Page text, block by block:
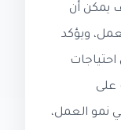
يمكن أن
ويؤكد
على
نمو العمل،